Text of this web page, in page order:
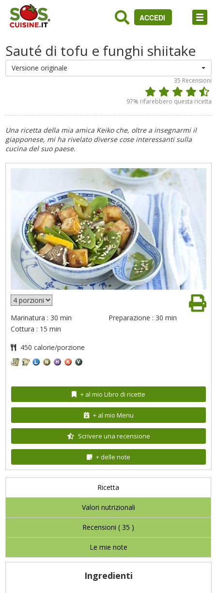
ACCEDI
Sauté di tofu e funghi shiitake
Versione originale
35 Recensioni
97% rifarebbero questa ricetta
Una ricetta della mia amica Keiko che, oltre a insegnarmi il
giapponese, mi ha rivelato diverse cose interessanti sulla
cucina del suo paese.
Marinatura : 30 min
Preparazione : 30 min
Cottura : 15 min
450 calorie/porzione
+ al mio Libro di ricette
+ al mio Menu
Scrivere una recensione
+ delle note
Ricetta
Valori nutrizionali
Recensioni ( 35 )
Le mie note
Ingredienti